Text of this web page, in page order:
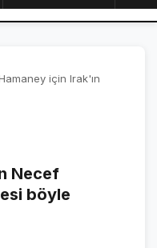
için Irak'ın
Necef
böyle